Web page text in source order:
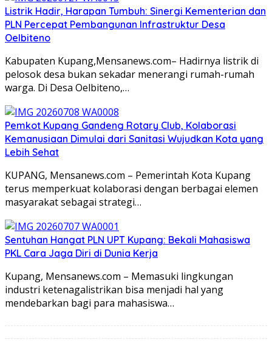
Listrik Hadir, Harapan Tumbuh: Sinergi Kementerian dan
PLN Percepat Pembangunan Infrastruktur Desa
Oelbiteno
Kabupaten Kupang,Mensanews.com– Hadirnya listrik di
pelosok desa bukan sekadar menerangi rumah-rumah
warga. Di Desa Oelbiteno,…
Pemkot Kupang Gandeng Rotary Club, Kolaborasi
Kemanusiaan Dimulai dari Sanitasi Wujudkan Kota yang
Lebih Sehat
KUPANG, Mensanews.com – Pemerintah Kota Kupang
terus memperkuat kolaborasi dengan berbagai elemen
masyarakat sebagai strategi…
Sentuhan Hangat PLN UPT Kupang: Bekali Mahasiswa
PKL Cara Jaga Diri di Dunia Kerja
Kupang, Mensanews.com – Memasuki lingkungan
industri ketenagalistrikan bisa menjadi hal yang
mendebarkan bagi para mahasiswa…